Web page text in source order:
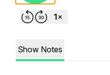
Show Notes